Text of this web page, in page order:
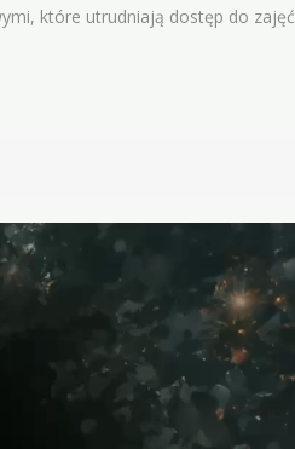
które utrudniają dostęp do zajęć